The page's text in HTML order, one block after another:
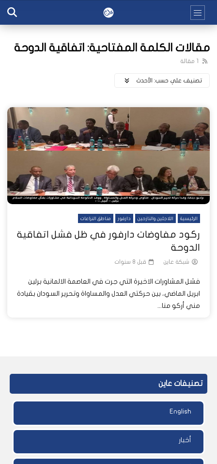
مقالات الكلمة المفتاحية: اتفاقية الدوحة
1 مقالة
تصنيف علي حسب: اﻷحدث
الرئيسية اللاجئين والنازحين دارفور مناطق النزاعات
ركود مفاوضات دارفور في ظل فشل اتفاقية
الدوحة
شبكة عاين قبل 8 سنوات
فشل المشاورات الاخيرة التي جرت في العاصمة الالمانية برلين
ابريل الماضي، بين حركتي العدل والمساواة وتحرير السودان بقيادة
مني أركو منا...
تصنيفات عاين
English
أخبار